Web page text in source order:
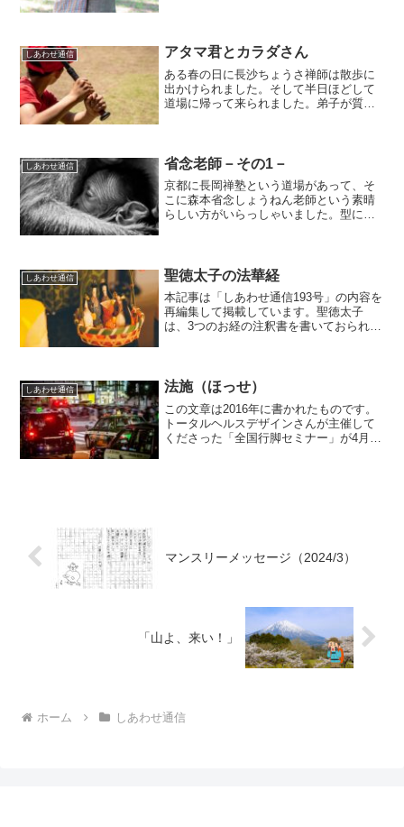
はどういうもので、どうす...
しあわせ通信 アタマ君とカラダさん
ある春の日に長沙ちょうさ禅師は散歩に
出かけられました。そして半日ほどして
道場に帰って来られました。弟子が質問
して…、そのかおりに引か...
しあわせ通信 省念老師－その1－
京都に長岡禅塾という道場があって、そ
こに森本省念しょうねん老師という素晴
らしい方がいらっしゃいました。型には
れたこともあり…、という...
しあわせ通信 聖徳太子の法華経
本記事は「しあわせ通信193号」の内容を
再編集して掲載しています。聖徳太子
は、3つのお経の注釈書を書いておられ
ぎょう義疏ぎしょ』といいま...
しあわせ通信 法施（ほっせ）
この文章は2016年に書かれたものです。
トータルヘルスデザインさんが主催して
くださった「全国行脚セミナー」が4月の
マンスリーメッセージ（2024/3）
「山よ、来い！」
ホーム しあわせ通信